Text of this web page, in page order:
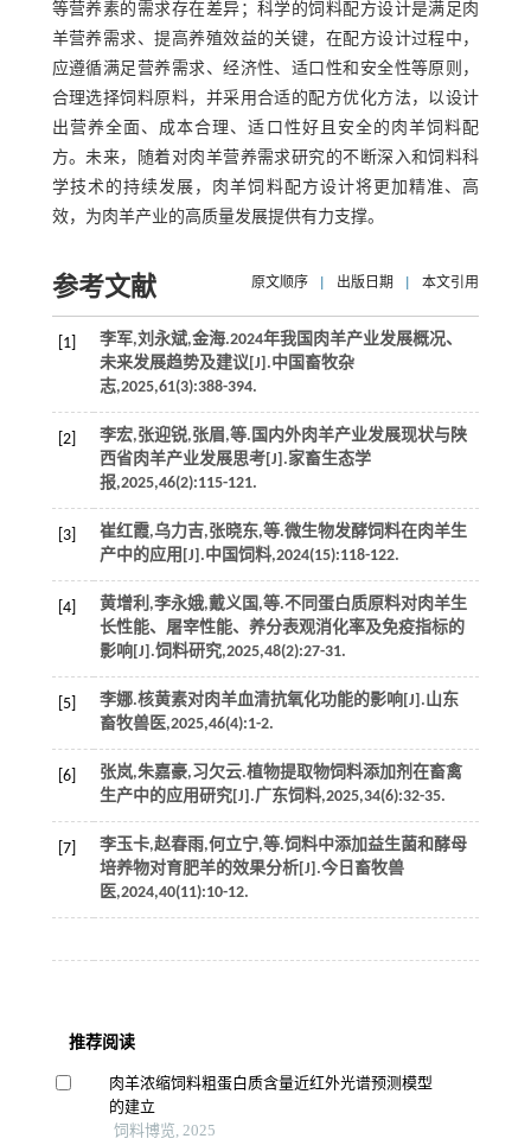
等营养素的需求存在差异；科学的饲料配方设计是满足肉
羊营养需求、提高养殖效益的关键，在配方设计过程中，
应遵循满足营养需求、经济性、适口性和安全性等原则，
合理选择饲料原料，并采用合适的配方优化方法，以设计
出营养全面、成本合理、适口性好且安全的肉羊饲料配
方。未来，随着对肉羊营养需求研究的不断深入和饲料科
学技术的持续发展，肉羊饲料配方设计将更加精准、高
效，为肉羊产业的高质量发展提供有力支撑。
参考文献 原文顺序 出版日期 本文引用
[1]
李军,刘永斌,金海.2024年我国肉羊产业发展概况、
未来发展趋势及建议[J].中国畜牧杂
志,2025,61(3):388-394.
[2] 李宏,张迎锐,张眉,等.国内外肉羊产业发展现状与陕
西省肉羊产业发展思考[J].家畜生态学
报,2025,46(2):115-121.
[3] 崔红霞,乌力吉,张晓东,等.微生物发酵饲料在肉羊生
产中的应用[J].中国饲料,2024(15):118-122.
[4] 黄增利,李永娥,戴义国,等.不同蛋白质原料对肉羊生
长性能、屠宰性能、养分表观消化率及免疫指标的
影响[J].饲料研究,2025,48(2):27-31.
[5] 李娜.核黄素对肉羊血清抗氧化功能的影响[J]. 山东
畜牧兽医,2025,46(4):1-2.
[6]
张岚,朱嘉豪,习欠云.植物提取物饲料添加剂在畜禽
生产中的应用研究[J].广东饲料,2025,34(6):32-35.
[7] 李玉卡,赵春雨,何立宁,等.饲料中添加益生菌和酵母
培养物对育肥羊的效果分析[J].今日畜牧兽
医,2024,40(11):10-12.